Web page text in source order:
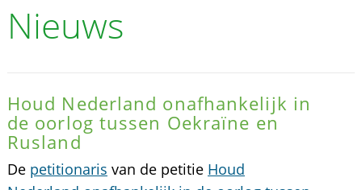
Nieuws
Houd Nederland onafhankelijk in
de oorlog tussen Oekraïne en
Rusland
De petitionaris van de petitie Houd